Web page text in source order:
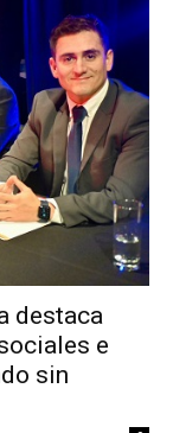
destaca
e
sin